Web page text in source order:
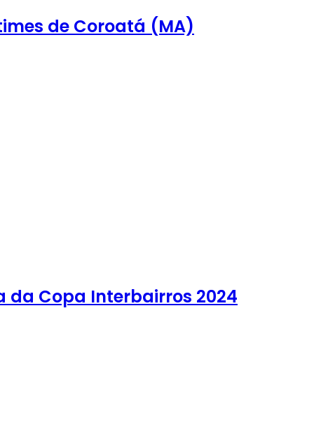
de Coroatá (MA)
Copa Interbairros 2024